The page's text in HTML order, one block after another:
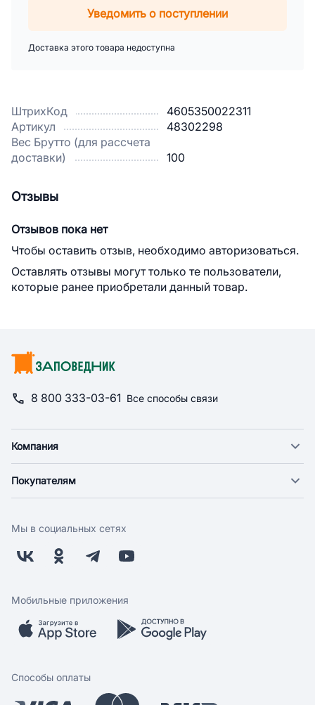
ШтрихКод
4605350022311
Артикул
48302298
Вес Брутто (для рассчета
доставки)
100
Уведомить о поступлении
Доставка этого товара недоступна
Отзывы
Отзывов пока нет
Чтобы оставить отзыв, необходимо авторизоваться.
Оставлять отзывы могут только те пользователи,
которые ранее приобретали данный товар.
8 800 333-03-61 Все способы связи
Компания
Новости
Поставщикам
Заводчикам
Обратная связь
Покупателям
Оплата
Бонусная программа
Скидки и акции
Мобильное приложение
Мы в социальных сетях
Мобильные приложения
Способы оплаты